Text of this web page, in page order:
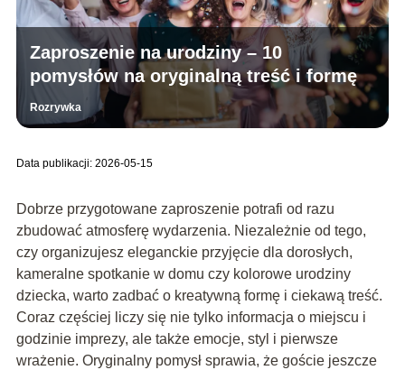
Zaproszenie na urodziny – 10
pomysłów na oryginalną treść i formę
Rozrywka
Data publikacji: 2026-05-15
Dobrze przygotowane zaproszenie potrafi od razu
zbudować atmosferę wydarzenia. Niezależnie od tego,
czy organizujesz eleganckie przyjęcie dla dorosłych,
kameralne spotkanie w domu czy kolorowe urodziny
dziecka, warto zadbać o kreatywną formę i ciekawą treść.
Coraz częściej liczy się nie tylko informacja o miejscu i
godzinie imprezy, ale także emocje, styl i pierwsze
wrażenie. Oryginalny pomysł sprawia, że goście jeszcze